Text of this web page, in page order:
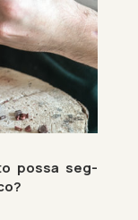
possa seg­